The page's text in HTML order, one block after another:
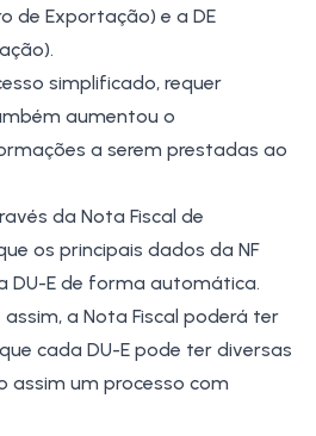
de Exportação) e a DE
simplificado, requer
aumentou o
a serem prestadas ao
da Nota Fiscal de
os principais dados da NF
DU-E de forma automática.
a Nota Fiscal poderá ter
cada DU-E pode ter diversas
assim um processo com